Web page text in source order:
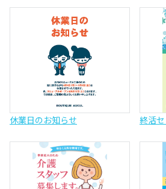
休業日のお知らせ 終活